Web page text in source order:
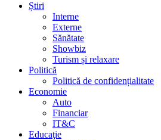
Știri
Interne
Externe
Sănătate
Showbiz
Turism și relaxare
Politică
Politică de confidențialitate
Economie
Auto
Financiar
IT&C
Educaţie